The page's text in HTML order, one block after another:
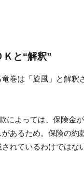
と“解釈”
巻は「旋風」と解釈
によっては、保険金
あるため。保険の約
れているわけではな